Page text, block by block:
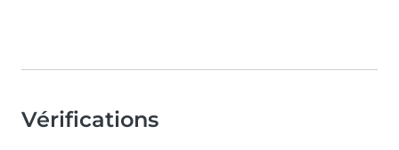
Vérifications